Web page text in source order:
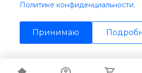
Политике конфиденциальности.
Принимаю